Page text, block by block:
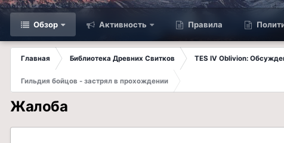
Обзор Активность Правила
Главная Библиотека Древних Свитков TES IV Oblivion:
Гильдия бойцов - застрял в прохождении
Жалоба